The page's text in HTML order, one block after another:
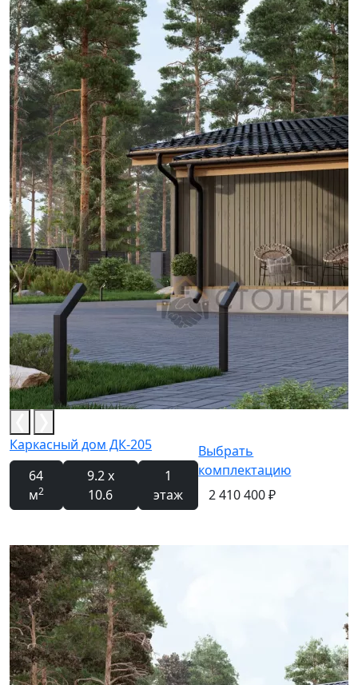
Каркасный дом ДК-205
64
м2
9.2 x
10.6
1
этаж
Выбрать
комплектацию
2 410 400 ₽